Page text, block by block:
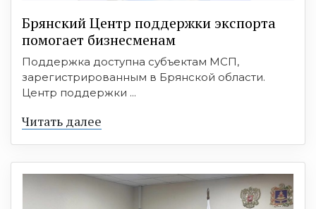
Брянский Центр поддержки экспорта
помогает бизнесменам
Поддержка доступна субъектам МСП,
зарегистрированным в Брянской области.
Центр поддержки ...
Читать далее